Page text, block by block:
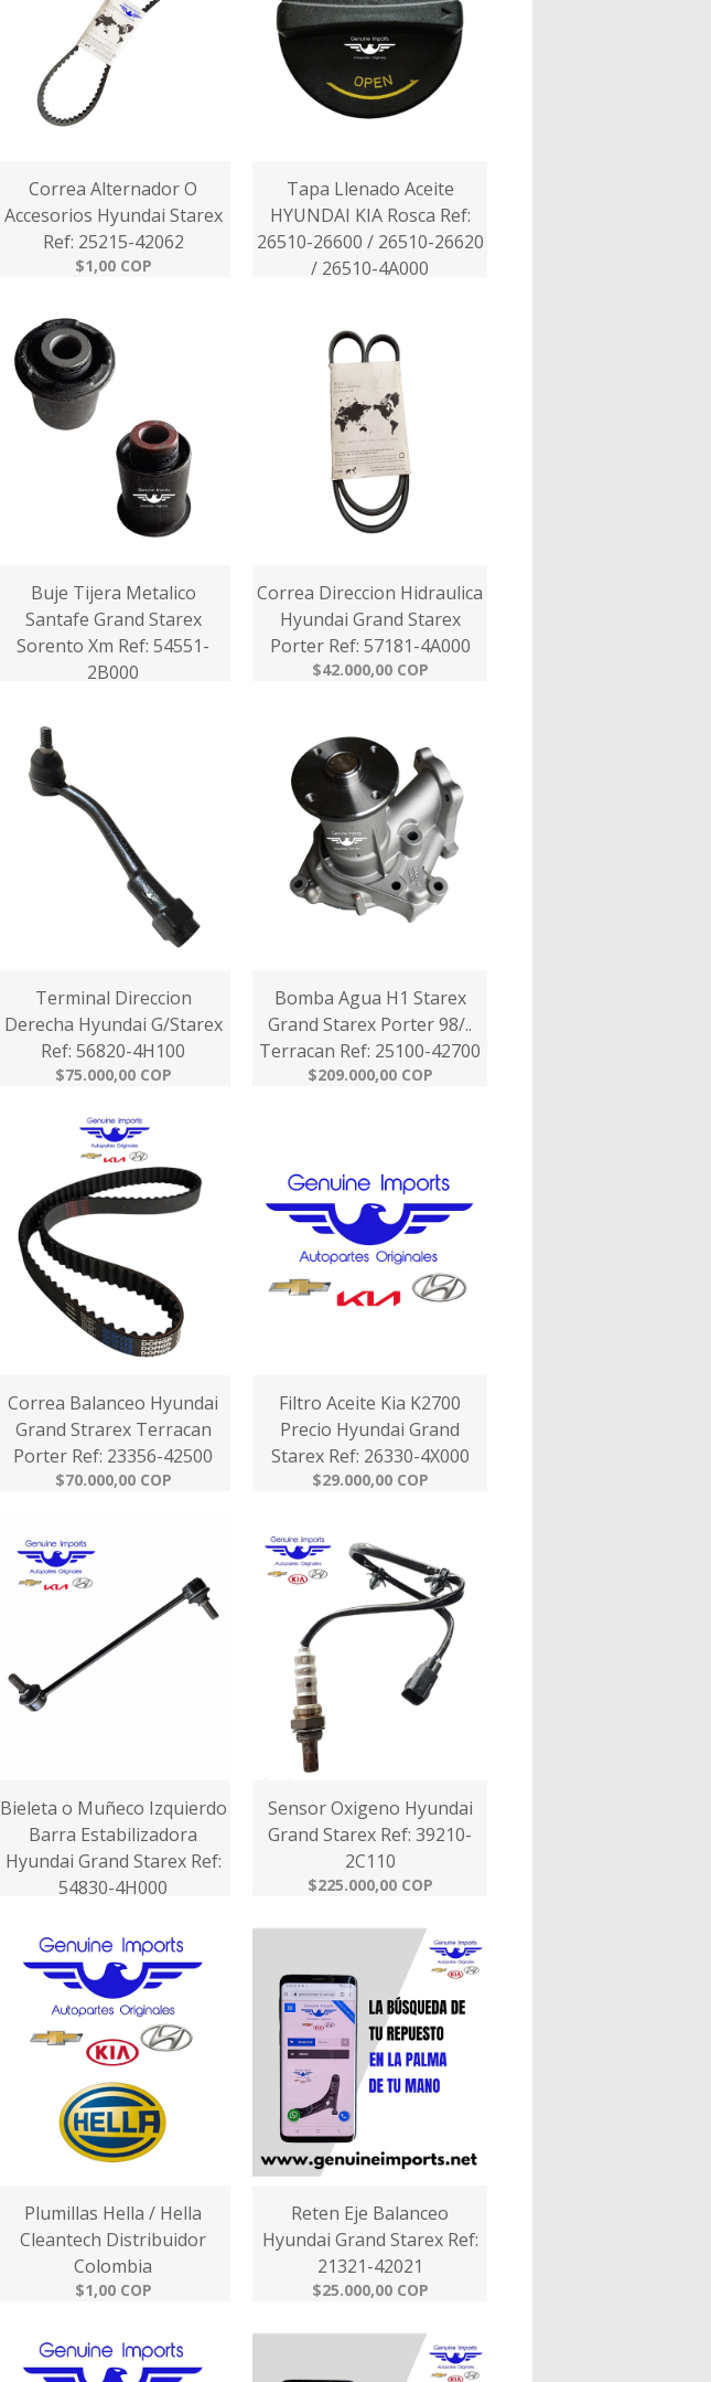
Correa Alternador O
Accesorios Hyundai Starex
Ref: 25215-42062
$1,00 COP
Tapa Llenado Aceite
HYUNDAI KIA Rosca Ref:
26510-26600 / 26510-26620
/ 26510-4A000
Buje Tijera Metalico
Santafe Grand Starex
Sorento Xm Ref: 54551-
2B000
Correa Direccion Hidraulica
Hyundai Grand Starex
Porter Ref: 57181-4A000
$42.000,00 COP
Terminal Direccion
Derecha Hyundai G/Starex
Ref: 56820-4H100
$75.000,00 COP
Bomba Agua H1 Starex
Grand Starex Porter 98/..
Terracan Ref: 25100-42700
$209.000,00 COP
Correa Balanceo Hyundai
Grand Strarex Terracan
Porter Ref: 23356-42500
$70.000,00 COP
Filtro Aceite Kia K2700
Precio Hyundai Grand
Starex Ref: 26330-4X000
$29.000,00 COP
Bieleta o Muñeco Izquierdo
Barra Estabilizadora
Hyundai Grand Starex Ref:
54830-4H000
Sensor Oxigeno Hyundai
Grand Starex Ref: 39210-
2C110
$225.000,00 COP
Plumillas Hella / Hella
Cleantech Distribuidor
Colombia
$1,00 COP
Reten Eje Balanceo
Hyundai Grand Starex Ref:
21321-42021
$25.000,00 COP